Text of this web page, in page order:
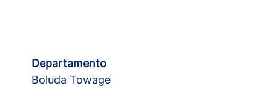
Departamento
Boluda Towage